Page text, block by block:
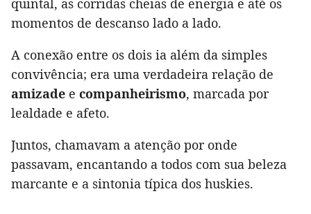
quintal, as corridas cheias de energia e até os
momentos de descanso lado a lado.
A conexão entre os dois ia além da simples
convivência; era uma verdadeira relação de
amizade e companheirismo, marcada por
lealdade e afeto.
Juntos, chamavam a atenção por onde
passavam, encantando a todos com sua beleza
marcante e a sintonia típica dos huskies.